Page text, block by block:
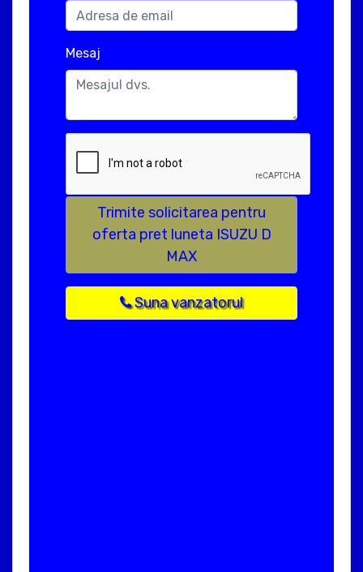
Mesaj
Trimite solicitarea pentru
oferta pret luneta ISUZU D
MAX
Suna vanzatorul